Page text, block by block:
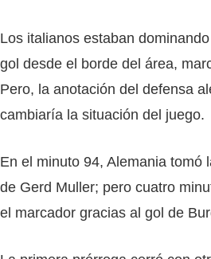
Los italianos estaban
gol desde el borde del área,
Pero, la anotación del defensa
cambiaría la situación del juego.
En el minuto 94, Alemania tomó
de Gerd Muller; pero cuatro
el marcador gracias al gol de